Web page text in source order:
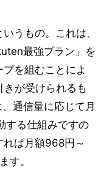
うもの。これは、
最強プラン」を
を組むことによ
きが受けられるも
通信量に応じて月
する仕組みですの
れば月額968円～
す。